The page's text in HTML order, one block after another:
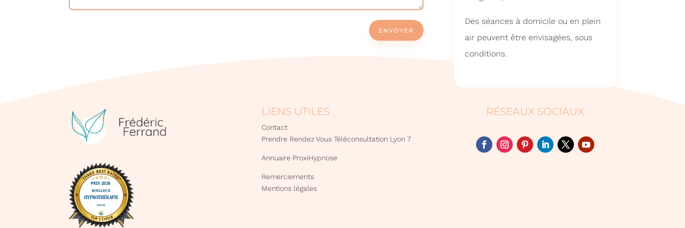
ENVOYER
Des séances à domicile ou en plein
air peuvent être envisagées, sous
conditions.
LIENS UTILES
Contact
Prendre Rendez Vous Téléconsultation Lyon 7
Annuaire ProxiHypnose
Remerciements
Mentions légales
RÉSEAUX SOCIAUX